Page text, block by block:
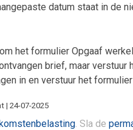
datum staat in de
het formulier Opgaaf
brief, maar verstuur
in en verstuur het
| 24-07-2025
. Sla de